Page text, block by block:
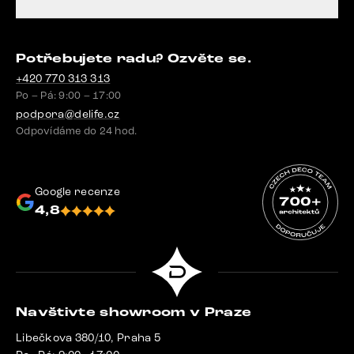
Potřebujete radu? Ozvěte se.
+420 770 313 313
Po – Pá: 9:00 – 17:00
podpora@delife.cz
Odpovídáme do 24 hod.
Google recenze
4,8
Navštivte showroom v Praze
Libečkova 380/10, Praha 5